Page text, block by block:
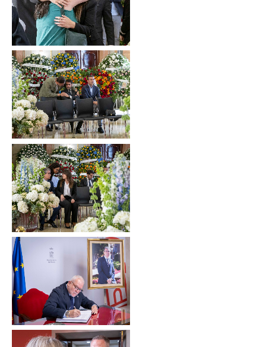
Sin leyenda
Sin leyenda
Sin leyenda